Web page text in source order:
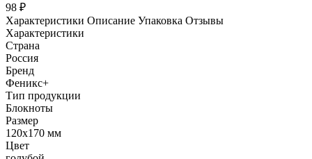
98 ₽
Характеристики Описание Упаковка Отзывы
Характеристики
Страна
Россия
Бренд
Феникс+
Тип продукции
Блокноты
Размер
120х170 мм
Цвет